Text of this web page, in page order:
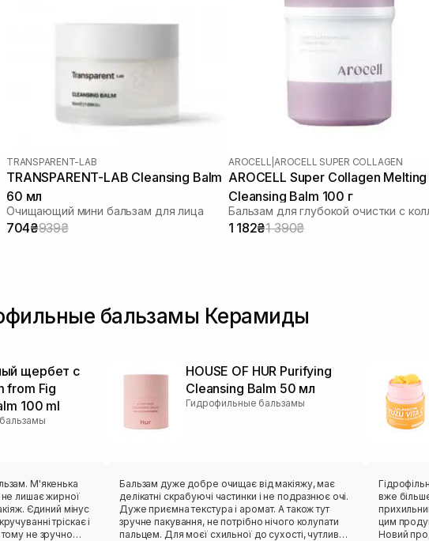
TRANSPARENT-LAB
TRANSPARENT-LAB Cleansing Balm
60 мл
Очищающий мини бальзам для лица
704₴939₴
AROCELL AROCELL SUPER COLLAGEN
AROCELL Super Collagen Melting
Cleansing Balm 100 г
1 182₴1 390₴
бальзамы Керамиды
щербет с
from Fig
100 ml
М'якенька
не лишає жирної
Єдиний мінус
тріскає і
не зручно
HOUSE OF HUR Purifying
Cleansing Balm 50 мл
Гидрофильные бальзамы
Бальзам дуже добре очищає від макіяжу, має
делікатні скрабуючі частинки і не подразнює очі.
Дуже приємна текстура і аромат. А також тут
зручне пакування, не потрібно нічого колупати
пальцем. Для моєї схильної до сухості, чутливої
вже
цим
Новий